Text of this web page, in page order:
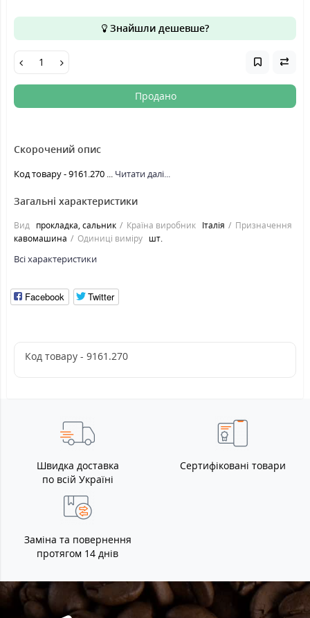
Знайшли дешевше?
Продано
Скорочений опис
Код товару - 9161.270 ... Читати далі...
Загальні характеристики
Вид прокладка, сальник Країна виробник Італія
Призначення
кавомашина
Одиниці виміру шт.
Всі характеристики
Facebook Twitter
Код товару - 9161.270
Швидка доставка
по всій Україні
Сертифіковані товари
Заміна та повернення
протягом 14 днів